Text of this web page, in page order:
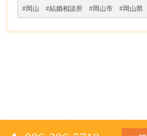
#岡山 #結婚相談所 #岡山市 #岡山県